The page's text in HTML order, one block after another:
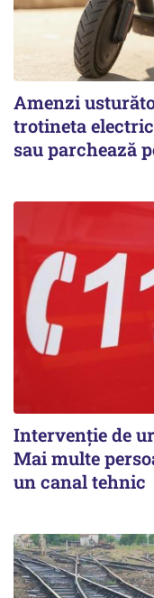
Amenzi
trotineta
sau parchează
Intervenție de
Mai multe
un canal tehnic